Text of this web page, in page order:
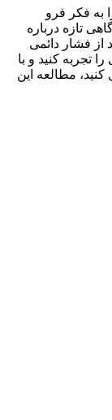
به فکر فرو
تازه درباره
از فشار دائمی
تجربه کنید و با
مطالعه این